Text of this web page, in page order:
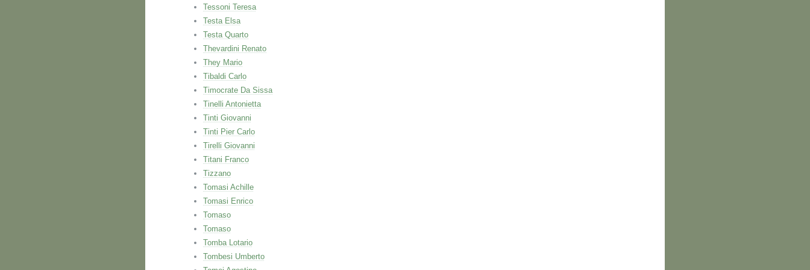
Tessoni Teresa
Testa Elsa
Testa Quarto
Thevardini Renato
They Mario
Tibaldi Carlo
Timocrate Da Sissa
Tinelli Antonietta
Tinti Giovanni
Tinti Pier Carlo
Tirelli Giovanni
Titani Franco
Tizzano
Tomasi Achille
Tomasi Enrico
Tomaso
Tomaso
Tomba Lotario
Tombesi Umberto